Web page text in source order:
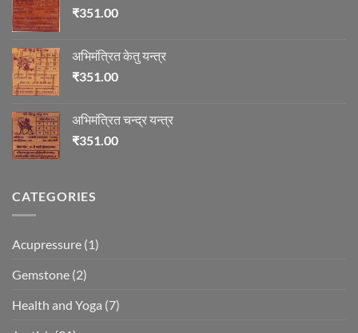
₹351.00
अभिमंत्रित केतु यन्त्र
₹351.00
अभिमंत्रित चन्द्र यन्त्र
₹351.00
CATEGORIES
Acupressure (1)
Gemstone (2)
Health and Yoga (7)